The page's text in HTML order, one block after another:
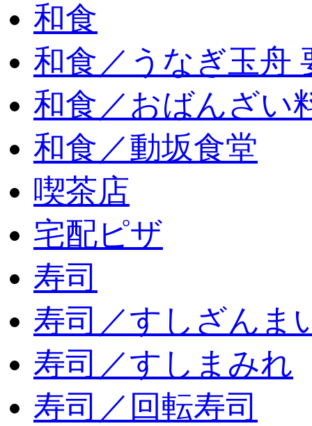
和食
和食／うなぎ玉舟
和食／おばんざい
和食／動坂食堂
喫茶店
宅配ピザ
寿司
寿司／すしざんま
寿司／すしまみれ
寿司／回転寿司